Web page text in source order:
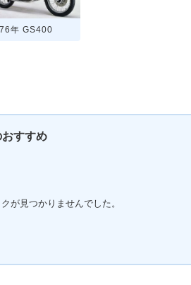
年 GS400
すすめ
が見つかりませんでした。